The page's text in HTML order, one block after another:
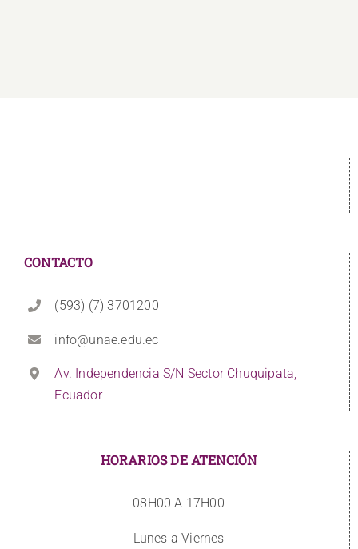
CONTACTO
(593) (7) 3701200
info@unae.edu.ec
Av. Independencia S/N Sector Chuquipata,
Ecuador
HORARIOS DE ATENCIÓN
08H00 A 17H00
Lunes a Viernes